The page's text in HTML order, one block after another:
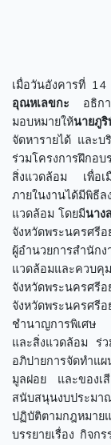
เมื่อวันอังคารที่
อุณหเลขกะ อธิกา
มอบหมายให้นายภู
จัดหารายได้ และบ
ร่วมโครงการฝึกอ
สิ่งแวดล้อม เพื่อเ
ภายในงานได้มีพิธีล
แวดล้อม โดยมีนาง
จังหวัดพระนครศรี
ผู้อำนวยการสำนัก
แวดล้อมและควบ
จังหวัดพระนครศ
จังหวัดพระนครศรี
ชำนาญการพิเศษ
และสิ่งแวดล้อม ร่
อภิปายการจัดทำ
มูลฝอย และของเ
สนับสนุนงบประม
ปฏิบัติตามกฎหมาย
บรรยายเรื่อง กิจก